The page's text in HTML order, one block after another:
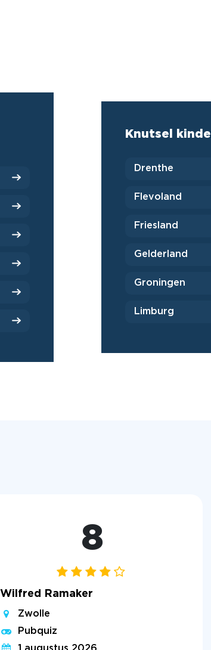
Knutsel
Drenthe
Flevoland
Friesland
Gelderland
Groningen
Limburg
8
Wilfred Ramaker
Zwolle
Pubquiz